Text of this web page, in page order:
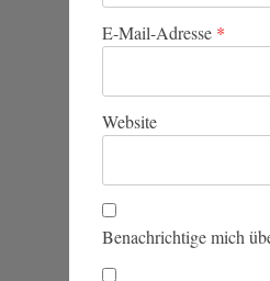
E-Mail-Adresse *
Website
Benachrichtige mich